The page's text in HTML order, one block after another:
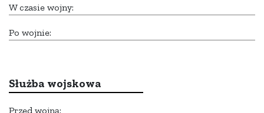
W czasie wojny:
Po wojnie:
Służba wojskowa
Przed wojną: